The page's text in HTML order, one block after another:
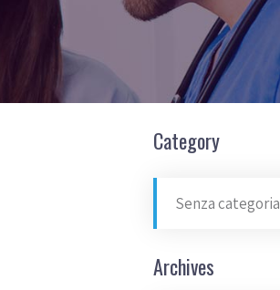
Category
Senza categoria
Archives